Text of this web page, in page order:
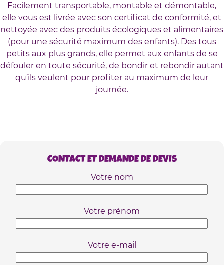
Facilement transportable, montable et démontable,
elle vous est livrée avec son certificat de conformité, et
nettoyée avec des produits écologiques et alimentaires
(pour une sécurité maximum des enfants). Des tous
petits aux plus grands, elle permet aux enfants de se
défouler en toute sécurité, de bondir et rebondir autant
qu’ils veulent pour profiter au maximum de leur
journée.
CONTACT ET DEMANDE DE DEVIS
Votre nom
Votre prénom
Votre e-mail